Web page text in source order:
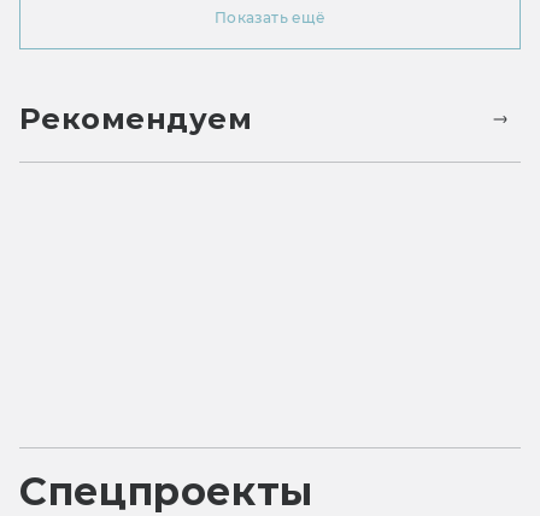
Показать ещё
Рекомендуем
Спецпроекты